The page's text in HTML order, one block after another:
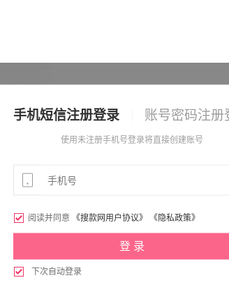
手机短信注册登录 账号密码注册
使用未注册手机号登录将直接创建账号
 阅读并同意 《搜款网用户协议》 《隐私政策》
 下次自动登录